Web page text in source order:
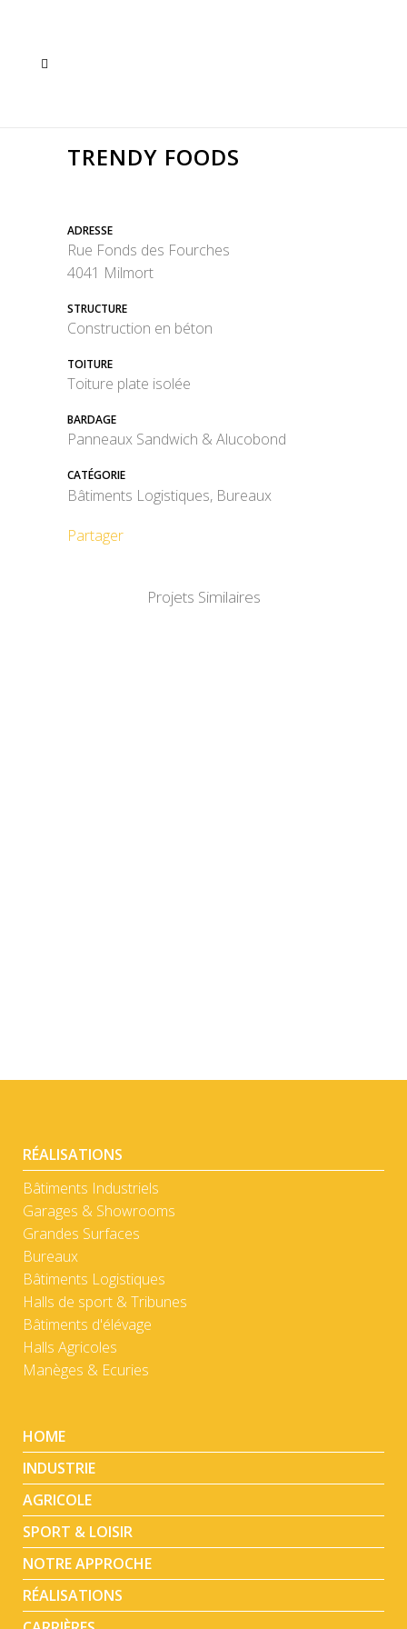
TRENDY FOODS
ADRESSE
Rue Fonds des Fourches
4041 Milmort
STRUCTURE
Construction en béton
TOITURE
Toiture plate isolée
BARDAGE
Panneaux Sandwich & Alucobond
CATÉGORIE
Bâtiments Logistiques, Bureaux
Partager
Projets Similaires
RÉALISATIONS
Bâtiments Industriels
Garages & Showrooms
Grandes Surfaces
Bureaux
Bâtiments Logistiques
Halls de sport & Tribunes
Bâtiments d'élévage
Halls Agricoles
Manèges & Ecuries
HOME
INDUSTRIE
AGRICOLE
SPORT & LOISIR
NOTRE APPROCHE
RÉALISATIONS